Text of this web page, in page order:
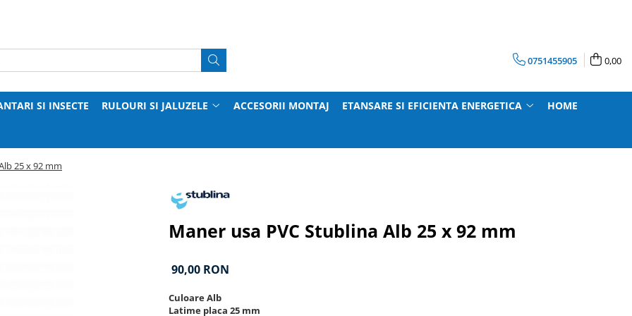
0751455905 0,00
SI INSECTE RULOURI SI JALUZELE ACCESORII MONTAJ ETANSARE SI EFICIENTA ENERGETICA HOME
25 x 92 mm
Maner usa PVC Stublina Alb 25 x 92 mm
90,00 RON
Culoare Alb
Latime placa 25 mm